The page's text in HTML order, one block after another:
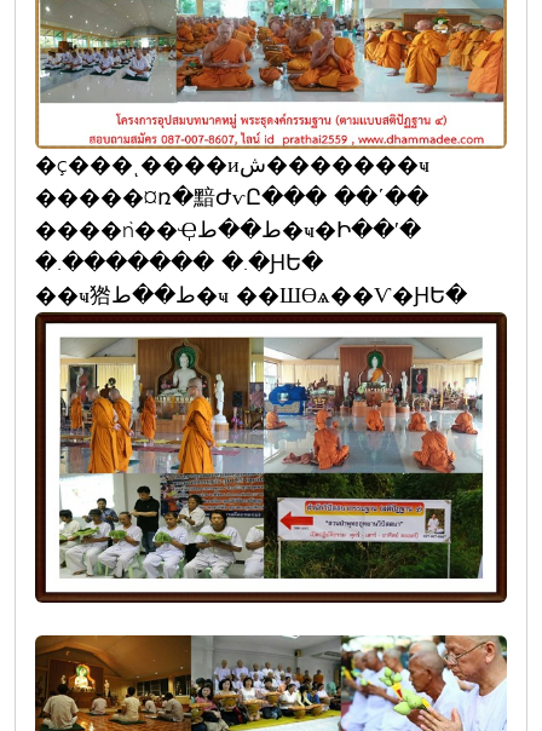
�ç���ͺ����иش�������ҹ
�����¤ռ�黯ԺѵԸ��� ��ʹ��
����ǹ��Ҿط��ط�ҹ�Ի��ʹ�
�.������� �.�ԨԵ�
��ҹ㹾ط��ط�ҹ ��ШӨѧ��Ѵ�ԨԵ�